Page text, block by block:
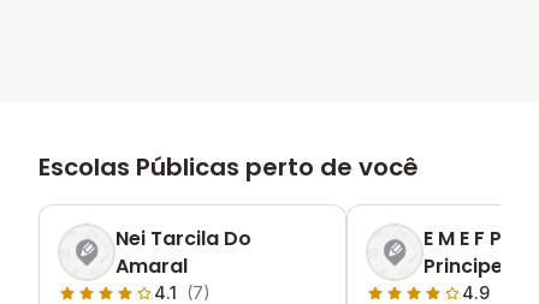
Escolas Públicas perto de você
Nei Tarcila Do
Amaral
4.1 (7)
E M E F
Principe
4.9